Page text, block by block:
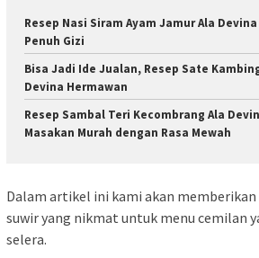
Resep Nasi Siram Ayam Jamur Ala
Penuh Gizi
Bisa Jadi Ide Jualan, Resep Sate
Devina Hermawan
Resep Sambal Teri Kecombrang Ala
Masakan Murah dengan Rasa Mewah
Dalam artikel ini kami akan memberikan
suwir yang nikmat untuk menu cemilan
selera.